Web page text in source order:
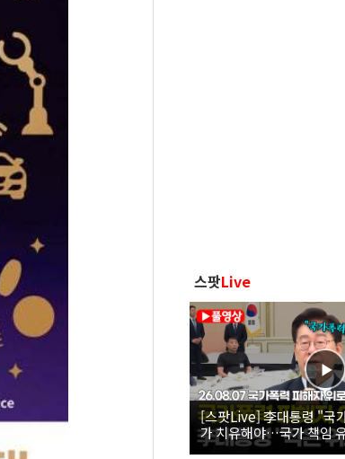
스팟Live
[스팟Live] 李대통령 "국
가 치유해야…국가 책임
26.08.07 국가폭력 피해